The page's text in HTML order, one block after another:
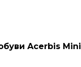
Acerbis Mini